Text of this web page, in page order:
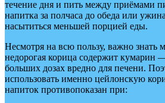
течение дня и пить между приёмами
напитка за полчаса до обеда или
насытиться меньшей порцией еды.
Несмотря на всю пользу, важно знать
недорогая корица содержит кумарин
больших дозах вредно для печени.
использовать именно цейлонскую
напиток противопоказан при: